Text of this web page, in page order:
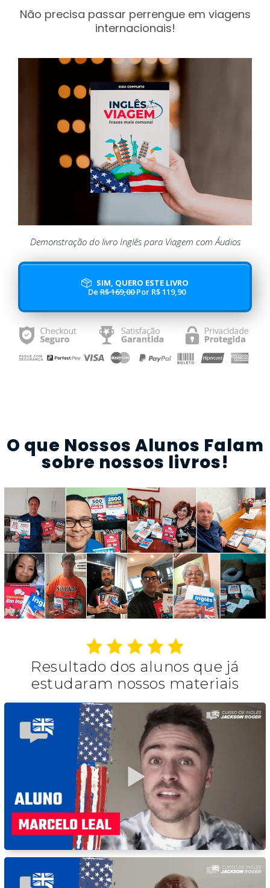
Não precisa passar perrengue em viagens
internacionais!
Demonstração do livro Inglês para Viagem com Áudios
SIM, QUERO ESTE LIVRO
DeR$ 169,00Por R$ 119,90
O que Nossos Alunos Falam
sobre nossos livros!
Resultado dos alunos que já
estudaram nossos materiais